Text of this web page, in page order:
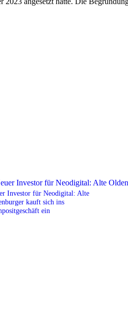
Investor für Neodigital: Alte
kauft sich ins
ein